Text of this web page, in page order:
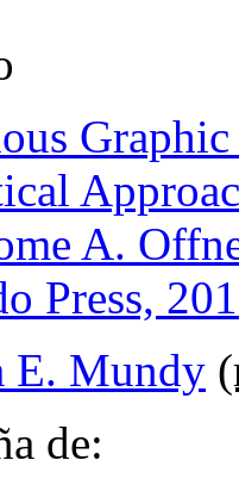
A.
Press,
E. Mundy (
de: